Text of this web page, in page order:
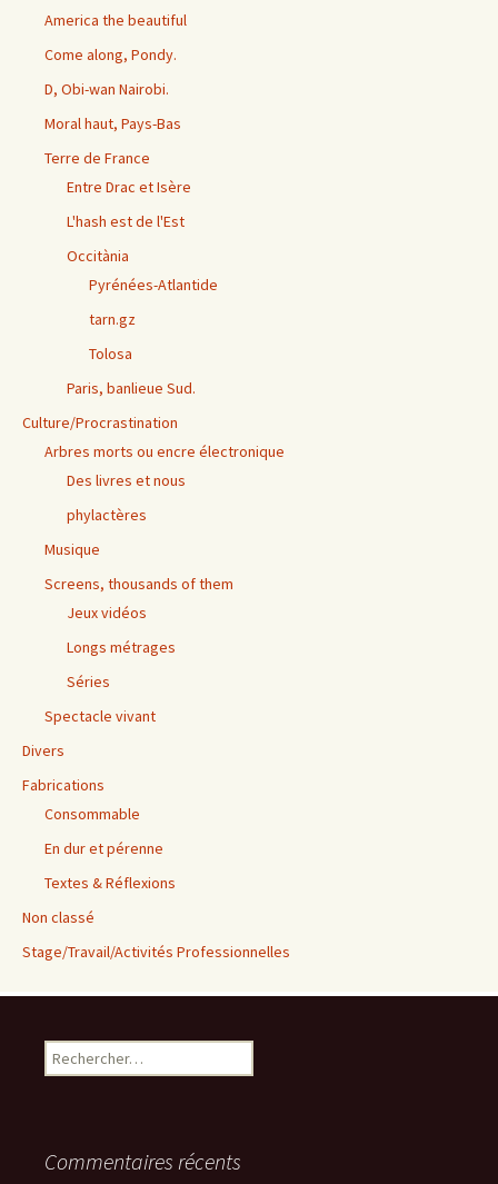
America the beautiful
Come along, Pondy.
D, Obi-wan Nairobi.
Moral haut, Pays-Bas
Terre de France
Entre Drac et Isère
L'hash est de l'Est
Occitània
Pyrénées-Atlantide
tarn.gz
Tolosa
Paris, banlieue Sud.
Culture/Procrastination
Arbres morts ou encre électronique
Des livres et nous
phylactères
Musique
Screens, thousands of them
Jeux vidéos
Longs métrages
Séries
Spectacle vivant
Divers
Fabrications
Consommable
En dur et pérenne
Textes & Réflexions
Non classé
Stage/Travail/Activités Professionnelles
Rechercher :
Commentaires récents